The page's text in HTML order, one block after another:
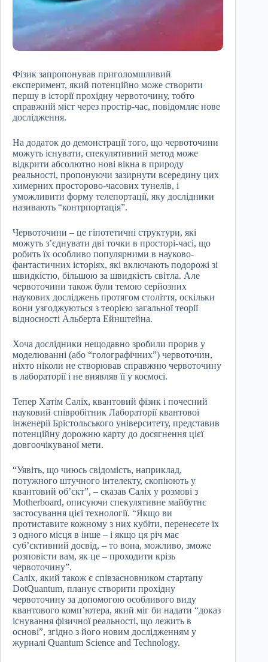
Фізик запропонував приголомшливий
експеримент, який потенційно може створити
першу в історії прохідну червоточину, тобто
справжній міст через простір-час, повідомляє нове
дослідження.
На додаток до демонстрації того, що червоточини
можуть існувати, спекулятивний метод може
відкрити абсолютно нові вікна в природу
реальності, пропонуючи зазирнути всередину цих
химерних просторово-часових тунелів, і
уможливити форму телепортації, яку дослідники
називають “контрпортація”.
Червоточини – це гіпотетичні структури, які
можуть з’єднувати дві точки в просторі-часі, що
робить їх особливо популярними в науково-
фантастичних історіях, які включають подорожі зі
швидкістю, більшою за швидкість світла. Але
червоточини також були темою серйозних
наукових досліджень протягом століття, оскільки
вони узгоджуються з теорією загальної теорії
відносності Альберта Ейнштейна.
Хоча дослідники нещодавно зробили прорив у
моделюванні (або “голографічних”) червоточин,
ніхто ніколи не створював справжню червоточину
в лабораторії і не виявляв її у космосі.
Тепер Хатім Саліх, квантовий фізик і почесний
науковий співробітник Лабораторії квантової
інженерії Брістольського університету, представив
потенційну дорожню карту до досягнення цієї
довгоочікуваної мети.
“Уявіть, що чиюсь свідомість, наприклад,
потужного штучного інтелекту, скопіюють у
квантовий об’єкт”, – сказав Саліх у розмові з
Motherboard, описуючи спекулятивне майбутнє
застосування цієї технології. “Якщо ви
протиставите кожному з них кубіти, перенесете їх
з одного місця в інше – і якщо ця річ має
суб’єктивний досвід, – то вона, можливо, зможе
розповісти вам, як це – проходити крізь
червоточину”.
Саліх, який також є співзасновником стартапу
DotQuantum, планує створити прохідну
червоточину за допомогою особливого виду
квантового комп’ютера, який міг би надати “доказ
існування фізичної реальності, що лежить в
основі”, згідно з його новим дослідженням у
журналі Quantum Science and Technology.